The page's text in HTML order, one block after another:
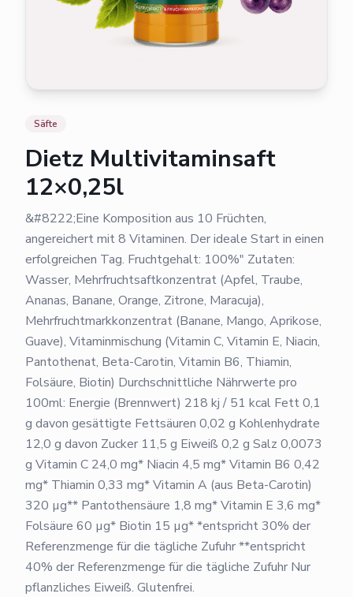
Säfte
Dietz Multivitaminsaft
12×0,25l
&#8222;Eine Komposition aus 10 Früchten,
angereichert mit 8 Vitaminen. Der ideale Start in einen
erfolgreichen Tag. Fruchtgehalt: 100%" Zutaten:
Wasser, Mehrfruchtsaftkonzentrat (Apfel, Traube,
Ananas, Banane, Orange, Zitrone, Maracuja),
Mehrfruchtmarkkonzentrat (Banane, Mango, Aprikose,
Guave), Vitaminmischung (Vitamin C, Vitamin E, Niacin,
Pantothenat, Beta-Carotin, Vitamin B6, Thiamin,
Folsäure, Biotin) Durchschnittliche Nährwerte pro
100ml: Energie (Brennwert) 218 kj / 51 kcal Fett 0,1
g davon gesättigte Fettsäuren 0,02 g Kohlenhydrate
12,0 g davon Zucker 11,5 g Eiweiß 0,2 g Salz 0,0073
g Vitamin C 24,0 mg* Niacin 4,5 mg* Vitamin B6 0,42
mg* Thiamin 0,33 mg* Vitamin A (aus Beta-Carotin)
320 µg** Pantothensäure 1,8 mg* Vitamin E 3,6 mg*
Folsäure 60 µg* Biotin 15 µg* *entspricht 30% der
Referenzmenge für die tägliche Zufuhr **entspricht
40% der Referenzmenge für die tägliche Zufuhr Nur
pflanzliches Eiweiß. Glutenfrei.